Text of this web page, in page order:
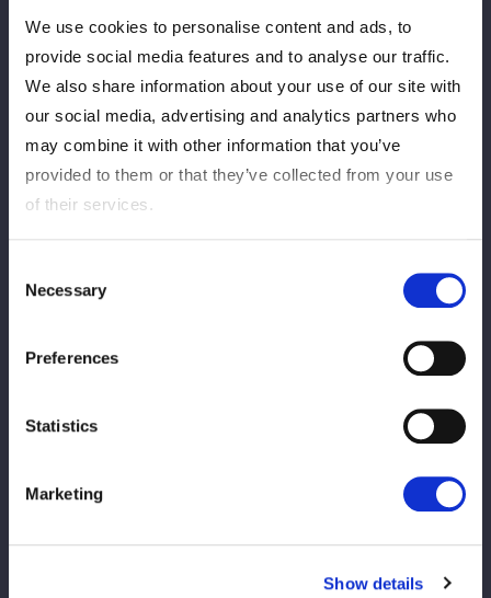
We use cookies to personalise content and ads, to
provide social media features and to analyse our traffic.
We also share information about your use of our site with
our social media, advertising and analytics partners who
may combine it with other information that you’ve
provided to them or that they’ve collected from your use
of their services.
Selection
Necessary
Preferences
Statistics
Marketing
Show details
水森由菜
VS
梨杏
WIN